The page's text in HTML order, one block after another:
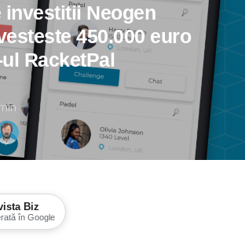
investitii Neogen
450.000 euro
RacketPal
Biz
în Google